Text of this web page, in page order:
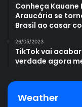
Conheça Kauane
Araucária se
Brasil ao casar
26/05/2023
TikTok vai
verdade agora
Weather